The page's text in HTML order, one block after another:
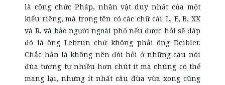
là công chức Pháp, nhân vật duy nhất của một
kiểu riêng, mà trong tên có các chữ cái: L, E, B, XX
và R, và bảo người ngoài phố nếu được hỏi sẽ đáp
đó là ông Lebrun chứ không phải ông Deibler.
Chắc hẳn là không nên đòi hỏi ở những câu nói
đùa tương tự nhiều hơn chút ít mà chúng có thể
mang lại, nhưng ít nhất câu đùa vừa xong cũng